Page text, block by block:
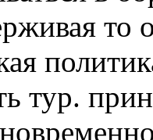
то
тур.